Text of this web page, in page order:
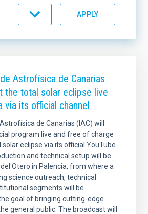
Astrofísica de Canarias
the total solar eclipse live
via its official channel
de Canarias (IAC) will
program live and free of charge
eclipse via its official YouTube
and technical setup will be
Otero in Palencia, from where a
science outreach, technical
segments will be
goal of bringing cutting-edge
general public. The broadcast will